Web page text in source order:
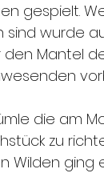
gespielt.
sind wurde
Mantel
die am
zu
Wilden ging